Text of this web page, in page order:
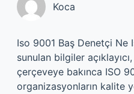
Koca
Iso 9001 Baş Denetçi Ne
sunulan bilgiler
çerçeveye bakınca ISO
organizasyonların kalite